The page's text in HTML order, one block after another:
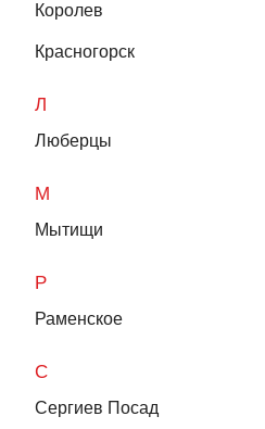
Королев
Красногорск
Л
Люберцы
М
Мытищи
Р
Раменское
С
Сергиев Посад